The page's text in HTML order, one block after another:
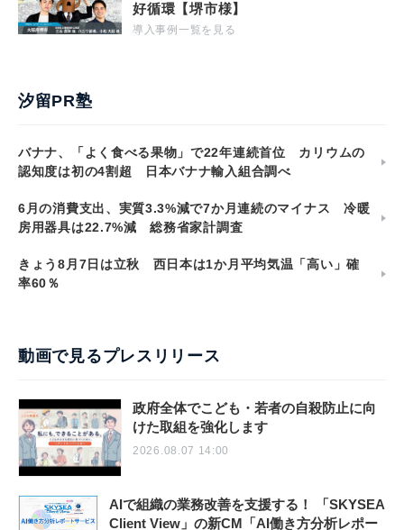
好循環【堺市様】
導入事例一覧を見る
汐留PR塾
バナナ、「よく食べる果物」で22年連続首位 カリウムの
認知度は初の4割超 日本バナナ輸入組合調べ
6月の消費支出、実質3.3%減で7か月連続のマイナス 冷暖
房用器具は22.7%減 総務省家計調査
きょう8月7日は立秋 西日本は1か月平均気温「高い」確
率60％
動画で見るプレスリリース
政府全体でこども・若者の自殺防止に向
けた取組を強化します
2026.08.07 14:00
AIで組織の業務改善を支援する！ 「SKYSEA
Client View」の新CM「AI働き方分析レポー